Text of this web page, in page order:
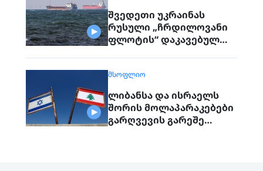
შვედეთი უკრაინას
რუსული „ჩრდილოვანი
ფლოტის“ დაკავებულ
ᲛᲡᲝᲤᲚᲘᲝ
ლიბანსა და ისრაელს
შორის მოლაპარაკებები
გარღვევის გარეშე